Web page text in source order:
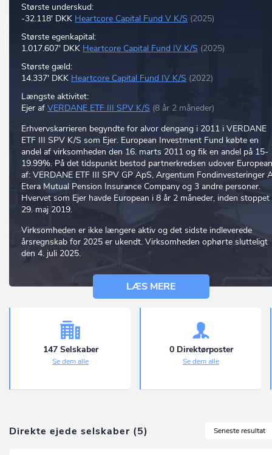
Største underskud:
-32.118' DKK Heartcore Capital Fund V K/S (2025)
Største egenkapital:
1.017.607' DKK Heartcore Capital Fund IV K/S (2025)
Største gæld:
14.337' DKK Heartcore Capital Fund IV K/S (2022)
Længste aktivitet:
Ejer af VERDANE ETF III SPV K/S (8 år 2 måneder)
Erhvervskarrieren begyndte for alvor dengang i 2011 i VERDANE
ETF III SPV K/S som Ejer. European Investment Fund købte en
andel af virksomheden den 16. marts 2011 og fik en andel på 15-
19.99%. På det tidspunkt bestod partnerkredsen udover European
af: VERDANE ETF III SPV GP ApS, Argentum Fondinvesteringer
Etera Mutual Pension Insurance Company og 3 andre personer.
Hvervet som Ejer havde European i 8 år 2 måneder, inden stoppet
29. maj 2019.
Virksomheden er ikke længere aktiv og det sidste indleverede
årsregnskab for 2025 er ukendt. Virksomheden ophørte slutteligt
den 4. juli 2025.
LÆS MERE
147 Selskaber
Se dem alle
0 Direktørposter
Se dem alle
Seneste resultat
Direkte ejede selskaber (5)